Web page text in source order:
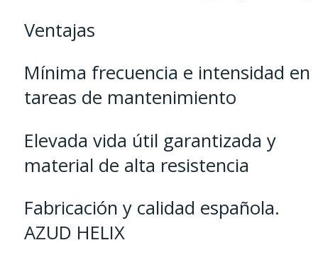
Ventajas
Mínima frecuencia e intensidad en
tareas de mantenimiento
Elevada vida útil garantizada y
material de alta resistencia
Fabricación y calidad española.
AZUD HELIX